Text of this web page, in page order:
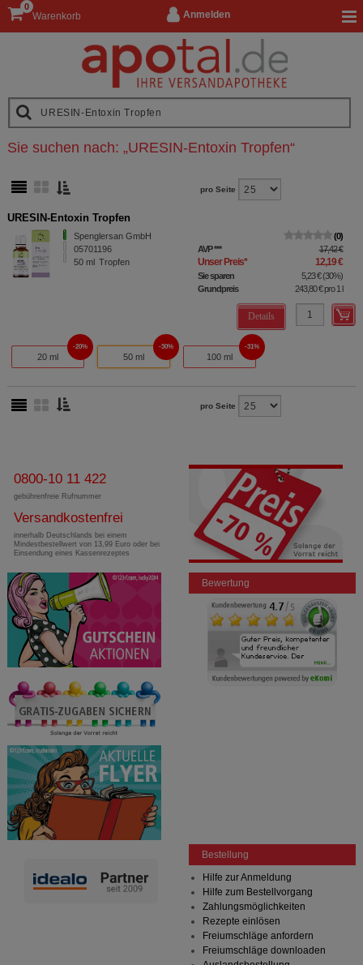
Anmelden
Warenkorb
0
Sie suchen nach: „URESIN-Entoxin Tropfen“
pro Seite
URESIN-Entoxin Tropfen
Spenglersan GmbH
05701196
50 ml Tropfen
0
AVP*** 17,42 €
Unser Preis* 12,19 €
Sie sparen 5,23 €(30%)
Grundpreis
243,80 €pro 1 l
Details
20 ml
20%
50 ml
30%
100 ml
31%
pro Seite
0800-10 11 422
gebührenfreie Rufnummer
Versandkostenfrei
innerhalb Deutschlands bei einem
Mindestbestellwert von 13,99 Euro oder bei
Einsendung eines Kassenrezeptes
Bewertung
Bestellung
Hilfe zur Anmeldung
Hilfe zum Bestellvorgang
Zahlungsmöglichkeiten
Rezepte einlösen
Freiumschläge anfordern
Freiumschläge downloaden